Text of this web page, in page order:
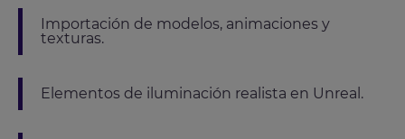
Importación de modelos, animaciones y
texturas.
Elementos de iluminación realista en Unreal.